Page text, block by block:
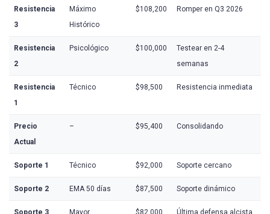
Resistencia
3
Máximo
Histórico
$108,200 Romper en Q3 2026
Resistencia
2
Psicológico $100,000
Testear en 2-4
semanas
Resistencia
1
Técnico $98,500 Resistencia inmediata
Precio
Actual
– $95,400 Consolidando
Soporte 1 Técnico $92,000 Soporte cercano
Soporte 2 EMA 50 días $87,500 Soporte dinámico
Soporte 3 Mayor $82,000 Última defensa alcista